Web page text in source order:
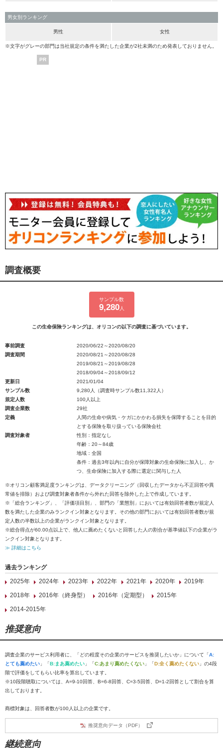
男女別ランキング
男性 女性
※文字がグレーの部門は当社規定の条件を満たした企業が2社未満のため発表しておりません。
PR
調査概要
サンプル数
9,280人
この生命保険ランキングは、オリコンの以下の調査に基づいています。
事前調査
2020/06/22～2020/08/20
調査期間
2020/08/21～2020/08/28
2019/08/21～2019/08/28
2018/09/04～2018/09/12
更新日
2021/01/04
サンプル数
9,280人（調査時サンプル数11,322人）
規定人数
100人以上
調査企業数
29社
定義
人間の生命や病気・ケガにかかわる損失を保障することを目的
とする保険を取り扱っている保険会社
調査対象者
性別：指定なし
年齢：20～84歳
地域：全国
条件：過去3年以内に自分が保障対象の生命保険に加入し、か
つ、生命保険に加入する際に選定に関与した人
※オリコン顧客満足度ランキングは、データクリーニング（回収したデータから不正回答や異
常値を排除）および調査対象者条件から外れた回答を除外した上で作成しています。
※「総合ランキング」、「評価項目別」、部門の「業態別」においては有効回答者数が規定人
数を満たした企業のみランクイン対象となります。その他の部門においては有効回答者数が規
定人数の半数以上の企業がランクイン対象となります。
※総合得点が60.00点以上で、他人に薦めたくないと回答した人の割合が基準値以下の企業がラ
ンクイン対象となります。
≫ 詳細はこちら
過去ランキング
2025年
2024年 2023年 2022年 2021年 2020年
2019年
2018年
2016年（終身型） 2016年（定期型）
2015年
2014-2015年
推奨意向
調査企業のサービス利用者に、「どの程度その企業のサービスを推奨したいか」について「A:
とても薦めたい 」「B:まあ薦めたい 」「C:あまり薦めたくない 」「D:全く薦めたくない 」の4段
階で評価をしてもらい比率を算出しています。
※10段階聴取については、A=9-10回答、B=6-8回答、C=3-5回答、D=1-2回答として割合を算
出しております。
商標対象は、回答者数が100人以上の企業です。
推奨意向データ（PDF）
継続意向